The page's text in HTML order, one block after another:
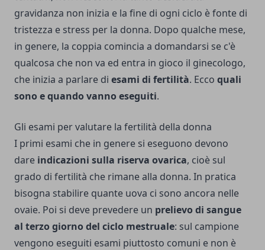
gravidanza non inizia e la fine di ogni ciclo è fonte di
tristezza e stress per la donna. Dopo qualche mese,
in genere, la coppia comincia a domandarsi se c'è
qualcosa che non va ed entra in gioco il ginecologo,
che inizia a parlare di esami di fertilità. Ecco quali
sono e quando vanno eseguiti.
Gli esami per valutare la fertilità della donna
I primi esami che in genere si eseguono devono
dare indicazioni sulla riserva ovarica, cioè sul
grado di fertilità che rimane alla donna. In pratica
bisogna stabilire quante uova ci sono ancora nelle
ovaie. Poi si deve prevedere un prelievo di sangue
al terzo giorno del ciclo mestruale: sul campione
vengono eseguiti esami piuttosto comuni e non è